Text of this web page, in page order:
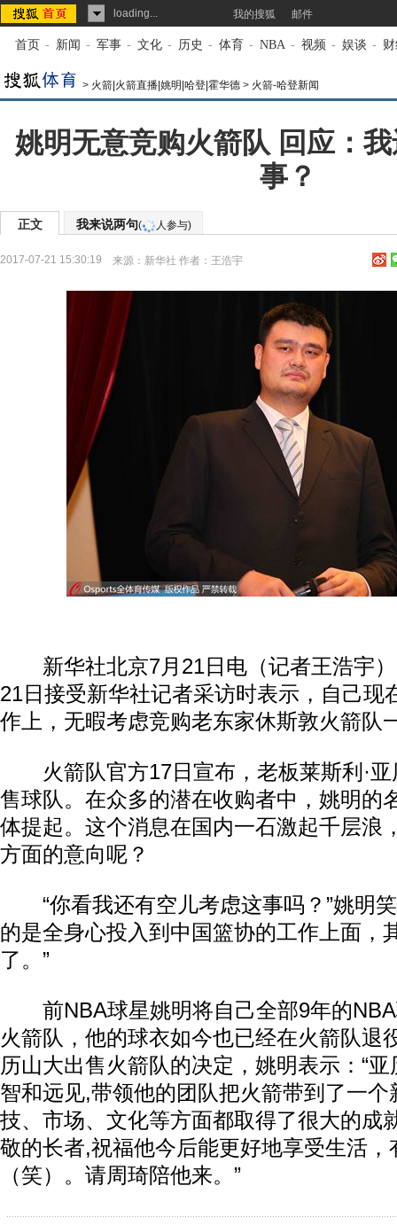
loading... 我的搜狐 邮件
首页 - 新闻 - 军事 - 文化 - 历史 - 体育 - NBA - 视频 - 娱谈 -
> 火箭|火箭直播|姚明|哈登|霍华德 > 火箭-哈登新闻
姚明无意竞购火箭队 回应：
事？
正文 我来说两句( 人参与)
2017-07-21 15:30:19 来源： 新华社 作者：王浩宇
新华社北京7月21日电（记者王浩宇）
21日接受新华社记者采访时表示，自己现
作上，无暇考虑竞购老东家休斯敦火箭队
火箭队官方17日宣布，老板莱斯利·亚
售球队。在众多的潜在收购者中，姚明的
体提起。这个消息在国内一石激起千层浪
方面的意向呢？
“你看我还有空儿考虑这事吗？”姚明笑
的是全身心投入到中国篮协的工作上面，
了。”
前NBA球星姚明将自己全部9年的NBA
火箭队，他的球衣如今也已经在火箭队退
历山大出售火箭队的决定，姚明表示：“
智和远见,带领他的团队把火箭带到了一个
技、市场、文化等方面都取得了很大的成
敬的长者,祝福他今后能更好地享受生活，
（笑）。请周琦陪他来。”